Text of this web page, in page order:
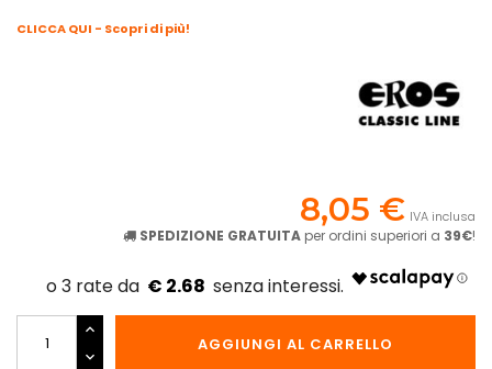
CLICCA QUI - Scopri di più!
8,05 € IVA inclusa
SPEDIZIONE GRATUITA per ordini superiori a 39€!
€ 2.68
AGGIUNGI AL CARRELLO